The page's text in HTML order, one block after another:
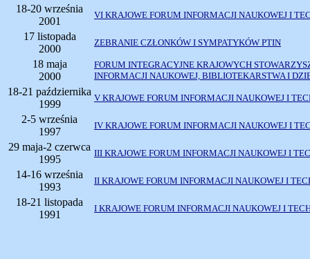
18-20 września
2001
VI KRAJOWE FORUM INFORMACJI NAUKOWEJ I
17 listopada
2000
ZEBRANIE CZŁONKÓW I SYMPATYKÓW PTIN
18 maja
2000
FORUM INTEGRACYJNE KRAJOWYCH
INFORMACJI NAUKOWEJ, BIBLIOTEKARSTWA I
18-21 października
1999
V KRAJOWE FORUM INFORMACJI NAUKOWEJ I
2-5 września
1997
IV KRAJOWE FORUM INFORMACJI NAUKOWEJ I
29 maja-2 czerwca
1995
III KRAJOWE FORUM INFORMACJI NAUKOWEJ I
14-16 września
1993
II KRAJOWE FORUM INFORMACJI NAUKOWEJ I
18-21 listopada
1991
I KRAJOWE FORUM INFORMACJI NAUKOWEJ I